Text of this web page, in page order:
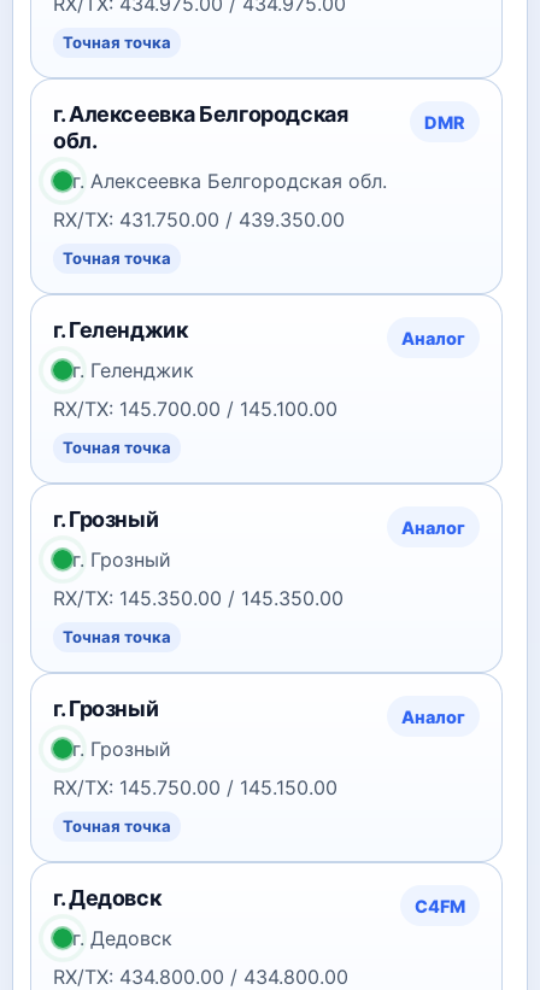
Точная точка
г. Алексеевка Белгородская
обл.
DMR
г. Алексеевка Белгородская обл.
RX/TX: 431.750.00 / 439.350.00
Точная точка
г. Геленджик Аналог
г. Геленджик
RX/TX: 145.700.00 / 145.100.00
Точная точка
г. Грозный Аналог
г. Грозный
RX/TX: 145.350.00 / 145.350.00
Точная точка
г. Грозный Аналог
г. Грозный
RX/TX: 145.750.00 / 145.150.00
Точная точка
г. Дедовск C4FM
г. Дедовск
RX/TX: 434.800.00 / 434.800.00